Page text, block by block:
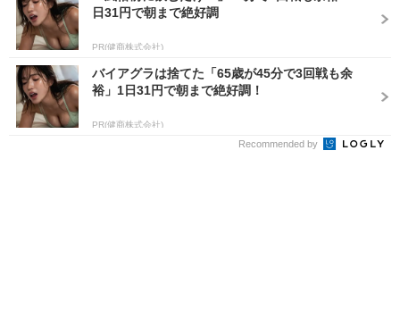
日31円で朝まで絶好調
PR(健商株式会社)
バイアグラは捨てた「65歳が45分で3回戦も余
裕」1日31円で朝まで絶好調！
PR(健商株式会社)
Recommended by